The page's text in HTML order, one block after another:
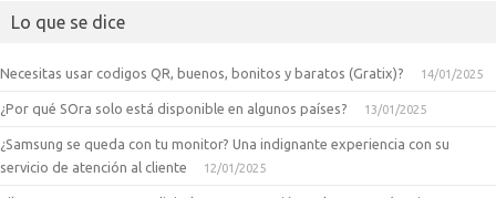
Lo que se dice
Necesitas usar codigos QR, buenos, bonitos y baratos (Gratix)? 14/01/2025
¿Por qué SOra solo está disponible en algunos países? 13/01/2025
¿Samsung se queda con tu monitor? Una indignante experiencia con su
servicio de atención al cliente
12/01/2025